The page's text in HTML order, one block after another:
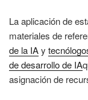
La aplicación de
materiales de
de la IAy
de desarrollo de IA
asignación de